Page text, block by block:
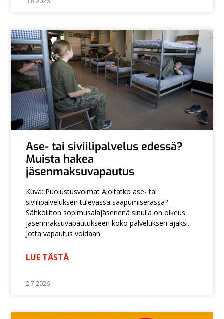
Ase- tai siviilipalvelus edessä?
Muista hakea
jäsenmaksuvapautus
Kuva: Puolustusvoimat Aloitatko ase- tai
siviilipalveluksen tulevassa saapumiserässä?
Sähköliiton sopimusalajäsenenä sinulla on oikeus
jäsenmaksuvapautukseen koko palveluksen ajaksi.
Jotta vapautus voidaan
LUE TÄSTÄ
2.7.2026